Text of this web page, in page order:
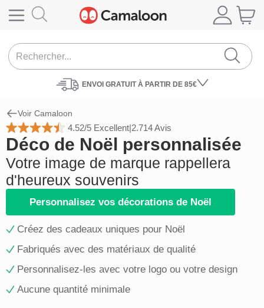
ENVOI GRATUIT À PARTIR DE 85€
Voir Camaloon
4.52/5 Excellent|2.714 Avis
Déco de Noël personnalisée
Votre image de marque rappellera
d'heureux souvenirs
Personnalisez vos décorations de Noël
Créez des cadeaux uniques pour Noël
Fabriqués avec des matériaux de qualité
Personnalisez-les avec votre logo ou votre design
Aucune quantité minimale